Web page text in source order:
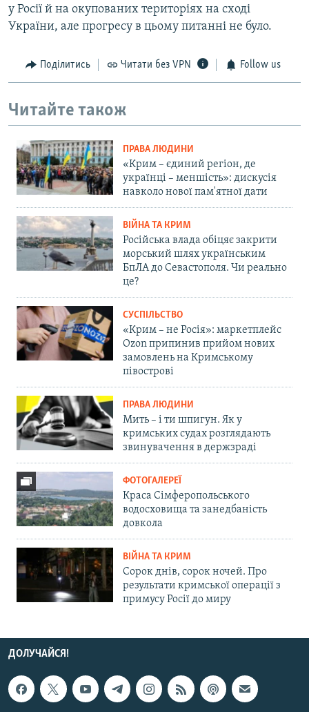
у Росії й на окупованих територіях на сході
України, але прогресу в цьому питанні не було.
Поділитись Читати без VPN Follow us
Читайте також
ПРАВА ЛЮДИНИ
«Крим – єдиний регіон, де
українці – меншість»: дискусія
навколо нової пам'ятної дати
ВІЙНА ТА КРИМ
Російська влада обіцяє закрити
морський шлях українським
БпЛА до Севастополя. Чи реально
це?
СУСПІЛЬСТВО
«Крим – не Росія»: маркетплейс
Ozon припинив прийом нових
замовлень на Кримському
півострові
ПРАВА ЛЮДИНИ
Мить – і ти шпигун. Як у
кримських судах розглядають
звинувачення в держзраді
ФОТОГАЛЕРЕЇ
Краса Сімферопольського
водосховища та занедбаність
довкола
ВІЙНА ТА КРИМ
Сорок днів, сорок ночей. Про
результати кримської операції з
примусу Росії до миру
ДОЛУЧАЙСЯ!